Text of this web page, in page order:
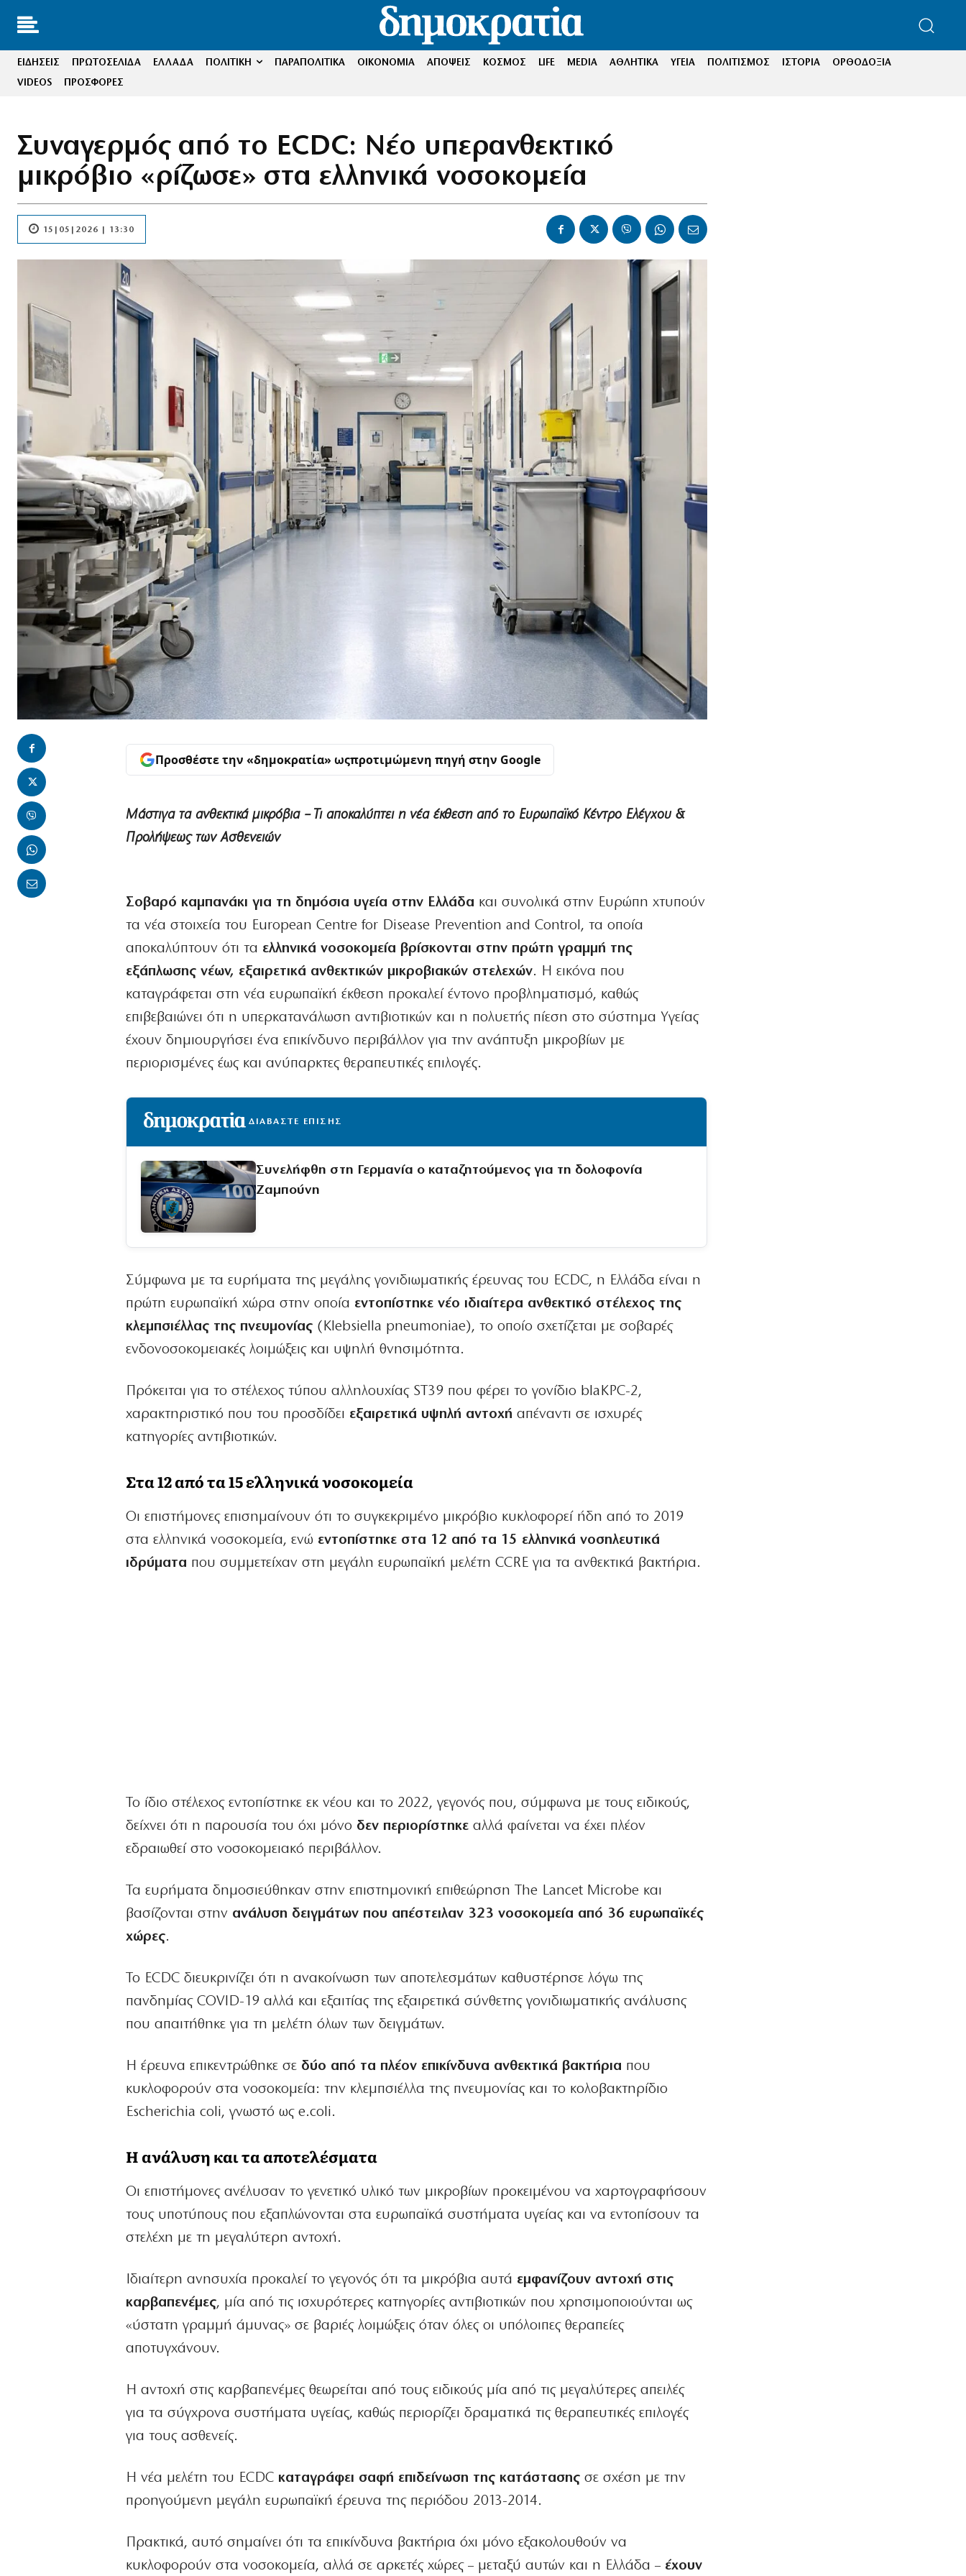
ΕΙΔΗΣΕΙΣ ΠΡΩΤΟΣΕΛΙΔΑ ΕΛΛΑΔΑ ΠΟΛΙΤΙΚΗ ΠΑΡΑΠΟΛΙΤΙΚΑ ΟΙΚΟΝΟΜΙΑ ΑΠΟΨΕΙΣ ΚΟΣΜΟΣ LIFE MEDIA ΑΘΛΗΤΙΚΑ ΥΓΕΙΑ ΠΟΛΙΤΙΣΜΟΣ ΙΣΤΟΡΙΑ
ΟΡΘΟΔΟΞΙΑ
VIDEOS
ΠΡΟΣΦΟΡΕΣ
Συναγερμός από το ECDC: Νέο υπερανθεκτικό
μικρόβιο «ρίζωσε» στα ελληνικά νοσοκομεία
15|05|2026 | 13:30
Προσθέστε την «δημοκρατία» ωςπροτιμώμενη πηγή στην Google
Μάστιγα τα ανθεκτικά μικρόβια – Τι αποκαλύπτει η νέα έκθεση από το Ευρωπαϊκό Κέντρο Ελέγχου &
Προλήψεως των Ασθενειών
Σοβαρό καμπανάκι για τη δημόσια υγεία στην Ελλάδα και συνολικά στην Ευρώπη χτυπούν
τα νέα στοιχεία του European Centre for Disease Prevention and Control, τα οποία
αποκαλύπτουν ότι τα ελληνικά νοσοκομεία βρίσκονται στην πρώτη γραμμή της
εξάπλωσης νέων, εξαιρετικά ανθεκτικών μικροβιακών στελεχών. Η εικόνα που
καταγράφεται στη νέα ευρωπαϊκή έκθεση προκαλεί έντονο προβληματισμό, καθώς
επιβεβαιώνει ότι η υπερκατανάλωση αντιβιοτικών και η πολυετής πίεση στο σύστημα Υγείας
έχουν δημιουργήσει ένα επικίνδυνο περιβάλλον για την ανάπτυξη μικροβίων με
περιορισμένες έως και ανύπαρκτες θεραπευτικές επιλογές.
ΔΙΑΒΑΣΤΕ ΕΠΙΣΗΣ
Συνελήφθη στη Γερμανία ο καταζητούμενος για τη δολοφονία
Ζαμπούνη
Σύμφωνα με τα ευρήματα της μεγάλης γονιδιωματικής έρευνας του ECDC, η Ελλάδα είναι η
πρώτη ευρωπαϊκή χώρα στην οποία εντοπίστηκε νέο ιδιαίτερα ανθεκτικό στέλεχος της
κλεμπσιέλλας της πνευμονίας (Klebsiella pneumoniae), το οποίο σχετίζεται με σοβαρές
ενδονοσοκομειακές λοιμώξεις και υψηλή θνησιμότητα.
Πρόκειται για το στέλεχος τύπου αλληλουχίας ST39 που φέρει το γονίδιο blaKPC-2,
χαρακτηριστικό που του προσδίδει εξαιρετικά υψηλή αντοχή απέναντι σε ισχυρές
κατηγορίες αντιβιοτικών.
Στα 12 από τα 15 ελληνικά νοσοκομεία
Οι επιστήμονες επισημαίνουν ότι το συγκεκριμένο μικρόβιο κυκλοφορεί ήδη από το 2019
στα ελληνικά νοσοκομεία, ενώ εντοπίστηκε στα 12 από τα 15 ελληνικά νοσηλευτικά
ιδρύματα που συμμετείχαν στη μεγάλη ευρωπαϊκή μελέτη CCRE για τα ανθεκτικά βακτήρια.
Το ίδιο στέλεχος εντοπίστηκε εκ νέου και το 2022, γεγονός που, σύμφωνα με τους ειδικούς,
δείχνει ότι η παρουσία του όχι μόνο δεν περιορίστηκε αλλά φαίνεται να έχει πλέον
εδραιωθεί στο νοσοκομειακό περιβάλλον.
Τα ευρήματα δημοσιεύθηκαν στην επιστημονική επιθεώρηση The Lancet Microbe και
βασίζονται στην ανάλυση δειγμάτων που απέστειλαν 323 νοσοκομεία από 36 ευρωπαϊκές
χώρες.
Το ECDC διευκρινίζει ότι η ανακοίνωση των αποτελεσμάτων καθυστέρησε λόγω της
πανδημίας COVID-19 αλλά και εξαιτίας της εξαιρετικά σύνθετης γονιδιωματικής ανάλυσης
που απαιτήθηκε για τη μελέτη όλων των δειγμάτων.
Η έρευνα επικεντρώθηκε σε δύο από τα πλέον επικίνδυνα ανθεκτικά βακτήρια που
κυκλοφορούν στα νοσοκομεία: την κλεμπσιέλλα της πνευμονίας και το κολοβακτηρίδιο
Escherichia coli, γνωστό ως e.coli.
Η ανάλυση και τα αποτελέσματα
Οι επιστήμονες ανέλυσαν το γενετικό υλικό των μικροβίων προκειμένου να χαρτογραφήσουν
τους υποτύπους που εξαπλώνονται στα ευρωπαϊκά συστήματα υγείας και να εντοπίσουν τα
στελέχη με τη μεγαλύτερη αντοχή.
Ιδιαίτερη ανησυχία προκαλεί το γεγονός ότι τα μικρόβια αυτά εμφανίζουν αντοχή στις
καρβαπενέμες, μία από τις ισχυρότερες κατηγορίες αντιβιοτικών που χρησιμοποιούνται ως
«ύστατη γραμμή άμυνας» σε βαριές λοιμώξεις όταν όλες οι υπόλοιπες θεραπείες
αποτυγχάνουν.
Η αντοχή στις καρβαπενέμες θεωρείται από τους ειδικούς μία από τις μεγαλύτερες απειλές
για τα σύγχρονα συστήματα υγείας, καθώς περιορίζει δραματικά τις θεραπευτικές επιλογές
για τους ασθενείς.
Η νέα μελέτη του ECDC καταγράφει σαφή επιδείνωση της κατάστασης σε σχέση με την
προηγούμενη μεγάλη ευρωπαϊκή έρευνα της περιόδου 2013-2014.
Πρακτικά, αυτό σημαίνει ότι τα επικίνδυνα βακτήρια όχι μόνο εξακολουθούν να
κυκλοφορούν στα νοσοκομεία, αλλά σε αρκετές χώρες – μεταξύ αυτών και η Ελλάδα – έχουν